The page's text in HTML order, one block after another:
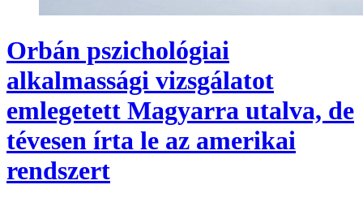
Orbán pszichológiai
alkalmassági vizsgálatot
emlegetett Magyarra utalva, de
tévesen írta le az amerikai
rendszert